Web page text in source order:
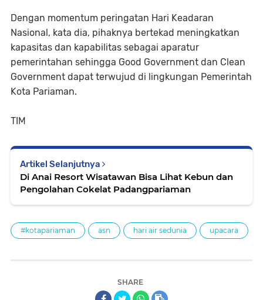
Dengan momentum peringatan Hari Keadaran
Nasional, kata dia, pihaknya bertekad meningkatkan
kapasitas dan kapabilitas sebagai aparatur
pemerintahan sehingga Good Government dan Clean
Government dapat terwujud di lingkungan Pemerintah
Kota Pariaman.
TIM
Artikel Selanjutnya
Di Anai Resort Wisatawan Bisa Lihat Kebun dan
Pengolahan Cokelat Padangpariaman
#kotapariaman asn hari air sedunia upacara
SHARE